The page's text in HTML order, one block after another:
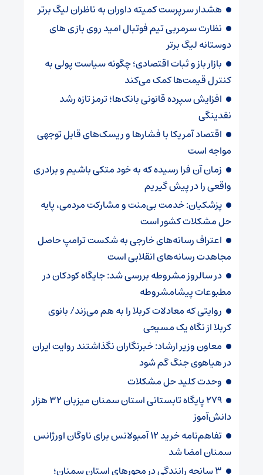
هشدار سرپرست ‌کمیته داوران به ناظران لیگ برتر
نظارت سرمربی تیم‌ فوتبال امید روی بازی های
دوستانه لیگ برتر
بازار باز و ثبات اقتصادی؛ چگونه سیاست پولی به
کنترل قیمت‌ها کمک می‌کند
افزایش سپرده قانونی بانک‌ها؛ ترمز تازه رشد
نقدینگی
اقتصاد آمریکا با فشارها و ریسک‌های قابل توجهی
مواجه است
زمان آن فرا رسیده که به خود متکی باشیم و برادری
واقعی را در پیش گیریم
پزشکیان: خدمت بی‌منت و مشارکت مردمی، پایه
حل مشکلات کشور است
اعتراف رسانه‌های خارجی به شکست ترامپ حاصل
مجاهدت رسانه‌های انقلابی است
در سالروز مشروطه بررسی شد: جایگاه کودکان در
مطبوعات پیشامشروطه
روایتی که معادلات کربلا را به هم می‌زند/ بانوی
کربلا از نگاه یک مسیحی
معاون وزیر ارشاد: خبرنگاران نگذاشتند روایت ایران
در هیاهوی جنگ گم شود
وحدت کلید حل مشکلات
۲۷۹ پایگاه تابستانی استان سمنان میزبان ۳۲ هزار
دانش‌آموز
تفاهم‌نامه خرید ۱۲ آمبولانس برای ناوگان اورژانس
سمنان امضا شد
۳ سانحه رانندگی در محورهای استان سمنان؛